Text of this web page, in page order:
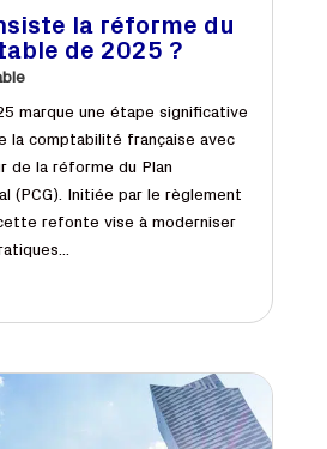
la réforme du
de 2025 ?
marque une étape significative
la comptabilité française avec
de la réforme du Plan
(PCG). Initiée par le règlement
refonte vise à moderniser